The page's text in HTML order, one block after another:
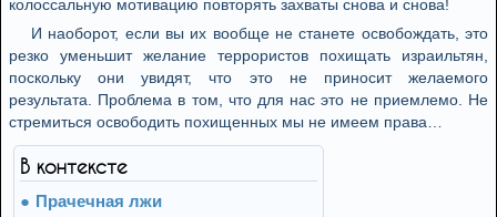
колоссальную мотивацию повторять захваты снова и снова!
И наоборот, если вы их вообще не станете освобождать, это
резко уменьшит желание террористов похищать израильтян,
поскольку они увидят, что это не приносит желаемого
результата. Проблема в том, что для нас это не приемлемо. Не
стремиться освободить похищенных мы не имеем права…
В контексте
Прачечная лжи